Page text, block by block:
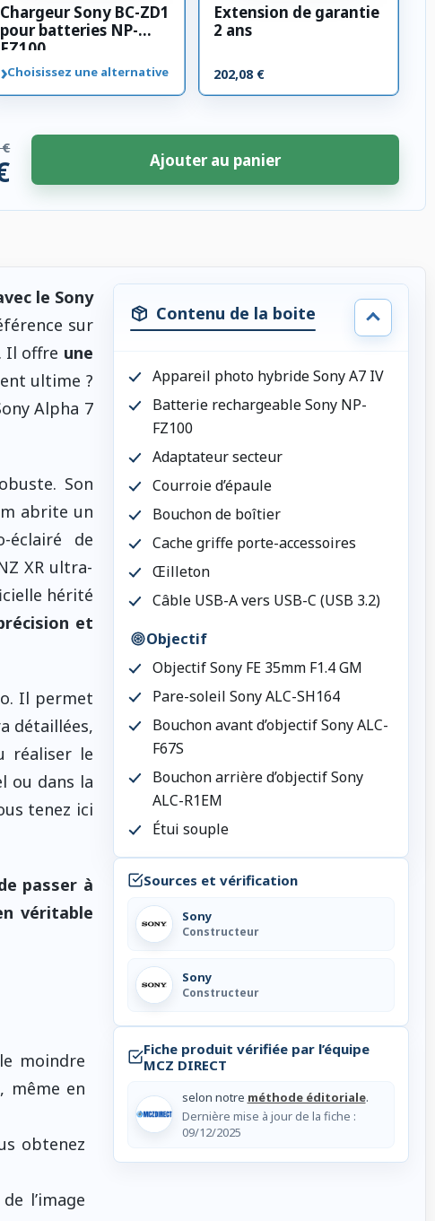
Chargeur Sony BC-ZD1
pour batteries NP-
FZ100
›Choisissez une alternative
Extension de garantie
2 ans
202,08 €
Ajouter au panier
le Sony
sur
Il offre une
ultime ?
Alpha 7
Son
abrite un
éclairé de
XR ultra-
hérité
et
Il permet
détaillées,
réaliser le
ou dans la
tenez ici
passer à
véritable
moindre
même en
obtenez
l’image
Contenu de la boite
Appareil photo hybride Sony A7 IV
Batterie rechargeable Sony NP-
FZ100
Adaptateur secteur
Courroie d’épaule
Bouchon de boîtier
Cache griffe porte-accessoires
Œilleton
Câble USB-A vers USB-C (USB 3.2)
Objectif
Objectif Sony FE 35mm F1.4 GM
Pare-soleil Sony ALC-SH164
Bouchon avant d’objectif Sony ALC-
F67S
Bouchon arrière d’objectif Sony
ALC-R1EM
Étui souple
Sources et vérification
Sony
Constructeur
Sony
Constructeur
Fiche produit vérifiée par l’équipe
MCZ DIRECT
selon notre méthode éditoriale.
Dernière mise à jour de la fiche :
09/12/2025